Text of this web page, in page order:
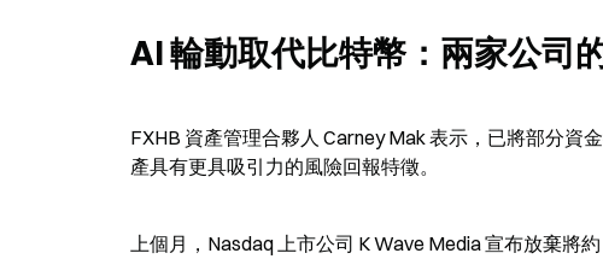
AI 輪動取代比特幣：兩家公司
FXHB 資產管理合夥人 Carney Mak 表示，已將部分資
產具有更具吸引力的風險回報特徵。
上個月，Nasdaq 上市公司 K Wave Media 宣布放棄將